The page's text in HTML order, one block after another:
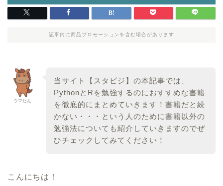
記事内に商品プロモーションを含む場合があります
ウマたん
当サイト【スタビジ】の本記事では、
PythonとRを勉強するのにおすすめな書籍
を徹底的にまとめていきます！書籍だと続
かない・・・という人のために書籍以外の
勉強法についても紹介していきますのでぜ
ひチェックしてみてください！
こんにちは！